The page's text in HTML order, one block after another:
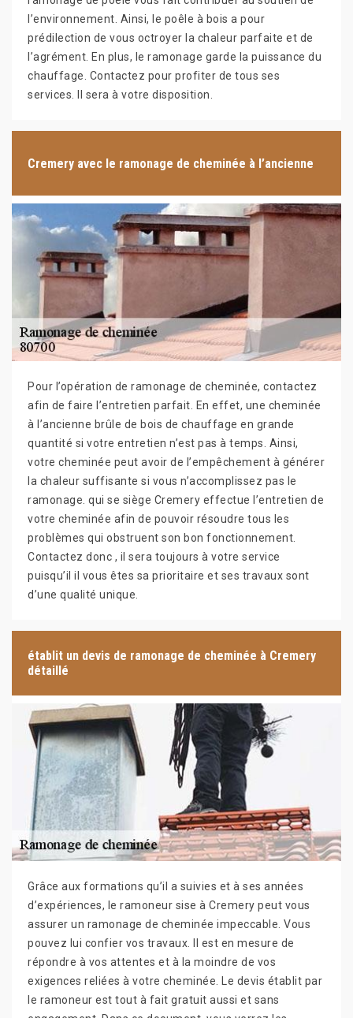
l’environnement. Ainsi, le poêle à bois a pour
prédilection de vous octroyer la chaleur parfaite et de
l’agrément. En plus, le ramonage garde la puissance du
chauffage. Contactez pour profiter de tous ses
services. Il sera à votre disposition.
Cremery avec le ramonage de cheminée à l’ancienne
Pour l’opération de ramonage de cheminée, contactez
afin de faire l’entretien parfait. En effet, une cheminée
à l’ancienne brûle de bois de chauffage en grande
quantité si votre entretien n’est pas à temps. Ainsi,
votre cheminée peut avoir de l’empêchement à générer
la chaleur suffisante si vous n’accomplissez pas le
ramonage. qui se siège Cremery effectue l’entretien de
votre cheminée afin de pouvoir résoudre tous les
problèmes qui obstruent son bon fonctionnement.
Contactez donc , il sera toujours à votre service
puisqu’il il vous êtes sa prioritaire et ses travaux sont
d’une qualité unique.
établit un devis de ramonage de cheminée à Cremery
détaillé
Grâce aux formations qu’il a suivies et à ses années
d’expériences, le ramoneur sise à Cremery peut vous
assurer un ramonage de cheminée impeccable. Vous
pouvez lui confier vos travaux. Il est en mesure de
répondre à vos attentes et à la moindre de vos
exigences reliées à votre cheminée. Le devis établit par
le ramoneur est tout à fait gratuit aussi et sans